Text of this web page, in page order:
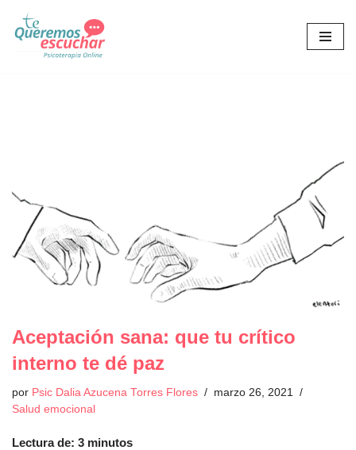
Saltar
Aceptación sana: que tu crítico
interno te dé paz
por Psic Dalia Azucena Torres Flores
marzo 26, 2021
Salud emocional
Lectura de: 3 minutos